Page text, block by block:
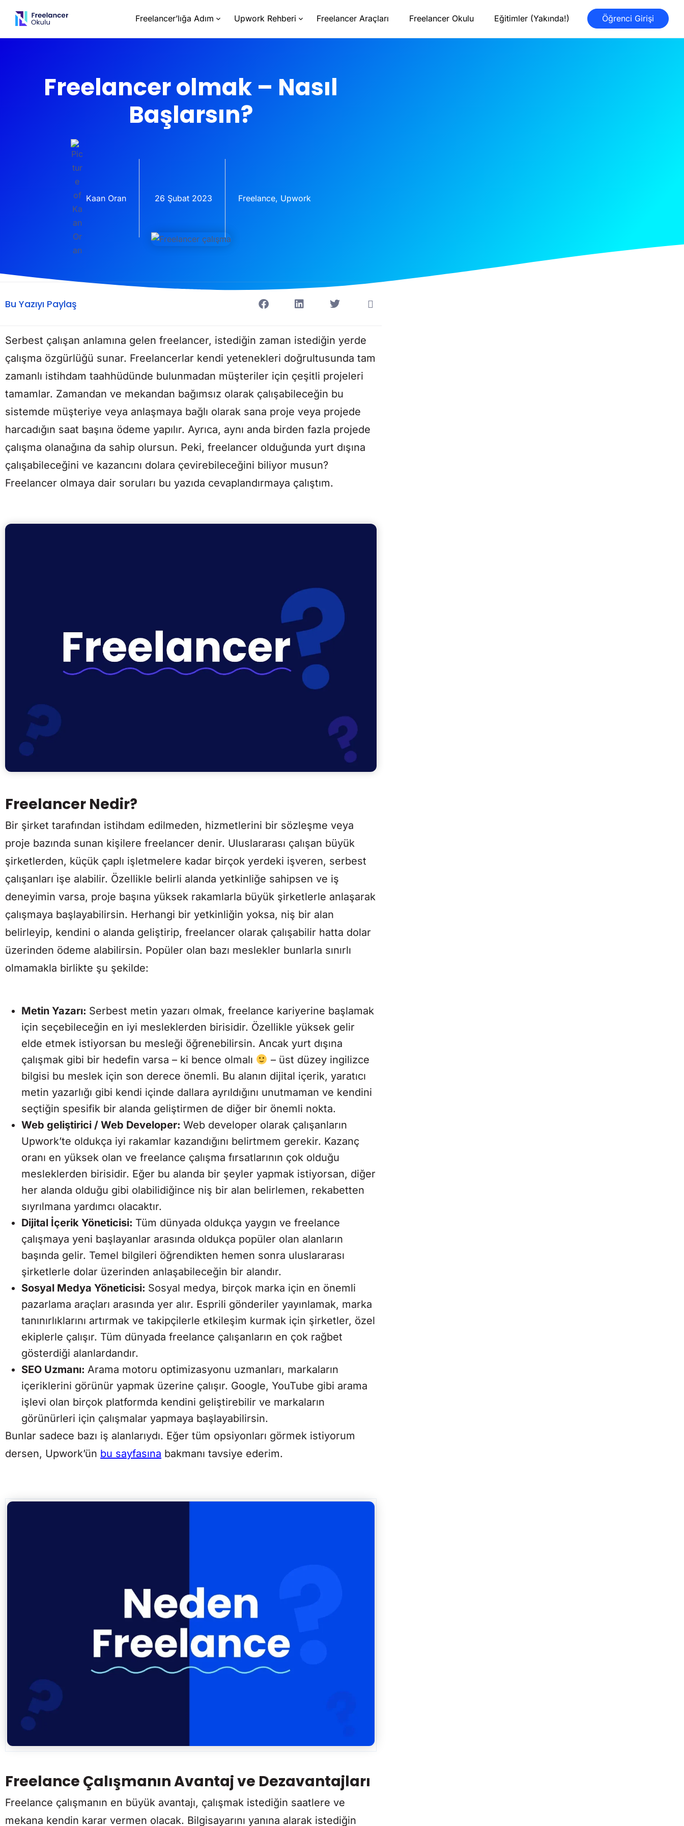
Freelancer’lığa Adım Upwork Rehberi Freelancer Araçları Freelancer Okulu Eğitimler (Yakında!) Öğrenci Girişi
Freelancer olmak – Nasıl
Başlarsın?
Kaan Oran 26 Şubat 2023 Freelance, Upwork
Bu Yazıyı Paylaş
Serbest çalışan anlamına gelen freelancer, istediğin zaman istediğin yerde
çalışma özgürlüğü sunar. Freelancerlar kendi yetenekleri doğrultusunda tam
zamanlı istihdam taahhüdünde bulunmadan müşteriler için çeşitli projeleri
tamamlar. Zamandan ve mekandan bağımsız olarak çalışabileceğin bu
sistemde müşteriye veya anlaşmaya bağlı olarak sana proje veya projede
harcadığın saat başına ödeme yapılır. Ayrıca, aynı anda birden fazla projede
çalışma olanağına da sahip olursun. Peki, freelancer olduğunda yurt dışına
çalışabileceğini ve kazancını dolara çevirebileceğini biliyor musun?
Freelancer olmaya dair soruları bu yazıda cevaplandırmaya çalıştım.
Freelancer Nedir?
Bir şirket tarafından istihdam edilmeden, hizmetlerini bir sözleşme veya
proje bazında sunan kişilere freelancer denir. Uluslararası çalışan büyük
şirketlerden, küçük çaplı işletmelere kadar birçok yerdeki işveren, serbest
çalışanları işe alabilir. Özellikle belirli alanda yetkinliğe sahipsen ve iş
deneyimin varsa, proje başına yüksek rakamlarla büyük şirketlerle anlaşarak
çalışmaya başlayabilirsin. Herhangi bir yetkinliğin yoksa, niş bir alan
belirleyip, kendini o alanda geliştirip, freelancer olarak çalışabilir hatta dolar
üzerinden ödeme alabilirsin. Popüler olan bazı meslekler bunlarla sınırlı
olmamakla birlikte şu şekilde:
Metin Yazarı: Serbest metin yazarı olmak, freelance kariyerine başlamak
için seçebileceğin en iyi mesleklerden birisidir. Özellikle yüksek gelir
elde etmek istiyorsan bu mesleği öğrenebilirsin. Ancak yurt dışına
çalışmak gibi bir hedefin varsa – ki bence olmalı
– üst düzey ingilizce
bilgisi bu meslek için son derece önemli. Bu alanın dijital içerik, yaratıcı
metin yazarlığı gibi kendi içinde dallara ayrıldığını unutmaman ve kendini
seçtiğin spesifik bir alanda geliştirmen de diğer bir önemli nokta.
Web geliştirici / Web Developer: Web developer olarak çalışanların
Upwork’te oldukça iyi rakamlar kazandığını belirtmem gerekir. Kazanç
oranı en yüksek olan ve freelance çalışma fırsatlarının çok olduğu
mesleklerden birisidir. Eğer bu alanda bir şeyler yapmak istiyorsan, diğer
her alanda olduğu gibi olabilidiğince niş bir alan belirlemen, rekabetten
sıyrılmana yardımcı olacaktır.
Dijital İçerik Yöneticisi: Tüm dünyada oldukça yaygın ve freelance
çalışmaya yeni başlayanlar arasında oldukça popüler olan alanların
başında gelir. Temel bilgileri öğrendikten hemen sonra uluslararası
şirketlerle dolar üzerinden anlaşabileceğin bir alandır.
Sosyal Medya Yöneticisi: Sosyal medya, birçok marka için en önemli
pazarlama araçları arasında yer alır. Esprili gönderiler yayınlamak, marka
tanınırlıklarını artırmak ve takipçilerle etkileşim kurmak için şirketler, özel
ekiplerle çalışır. Tüm dünyada freelance çalışanların en çok rağbet
gösterdiği alanlardandır.
SEO Uzmanı: Arama motoru optimizasyonu uzmanları, markaların
içeriklerini görünür yapmak üzerine çalışır. Google, YouTube gibi arama
işlevi olan birçok platformda kendini geliştirebilir ve markaların
görünürleri için çalışmalar yapmaya başlayabilirsin.
Bunlar sadece bazı iş alanlarıydı. Eğer tüm opsiyonları görmek istiyorum
dersen, Upwork’ün bu sayfasına bakmanı tavsiye ederim.
Freelance Çalışmanın Avantaj ve Dezavantajları
Freelance çalışmanın en büyük avantajı, çalışmak istediğin saatlere ve
mekana kendin karar vermen olacak. Bilgisayarını yanına alarak istediğin